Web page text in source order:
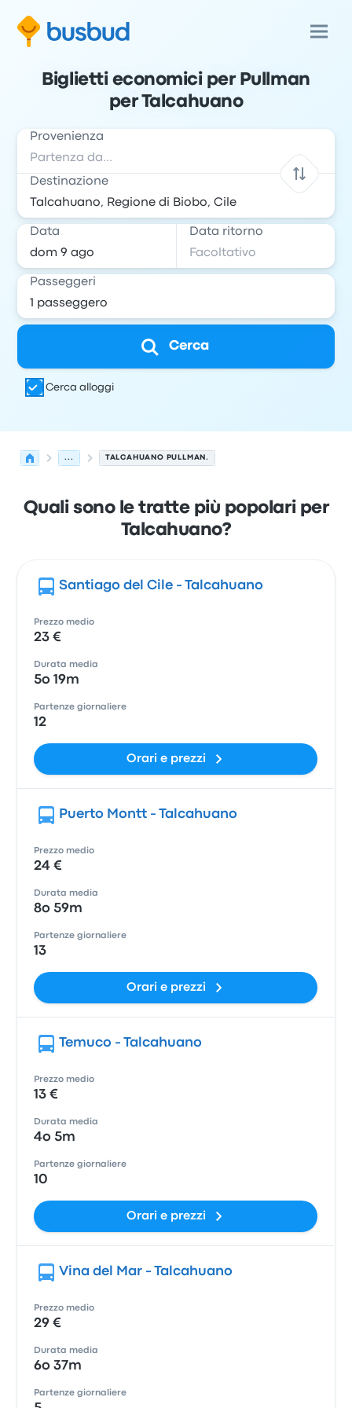
Biglietti economici per Pullman
per Talcahuano
Provenienza
Destinazione
Data Data ritorno
Passeggeri
Cerca
Cerca alloggi
... TALCAHUANO PULLMAN.
Quali sono le tratte più popolari per
Talcahuano?
Santiago del Cile - Talcahuano
Prezzo medio
23 €
Durata media
5o 19m
Partenze giornaliere
12
Orari e prezzi
Puerto Montt - Talcahuano
Prezzo medio
24 €
Durata media
8o 59m
Partenze giornaliere
13
Orari e prezzi
Temuco - Talcahuano
Prezzo medio
13 €
Durata media
4o 5m
Partenze giornaliere
10
Orari e prezzi
Vina del Mar - Talcahuano
Prezzo medio
29 €
Durata media
6o 37m
Partenze giornaliere